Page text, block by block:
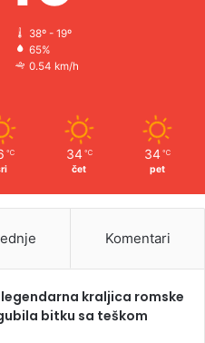
38º - 19º
65%
0.54 km/h
℃ 34 ℃
čet
34 ℃
pet
Komentari
kraljica romske
bitku sa teškom